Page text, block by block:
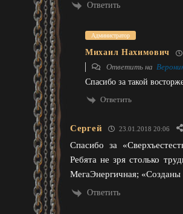
Ответить
Администратор
Михаил Нахимович
Ответить на
Спасибо за такой
Ответить
Сергей 23.01.2018 20:06
Спасибо за
Ребята не зря столько
МегаЭнергичная; «Созданы
Ответить